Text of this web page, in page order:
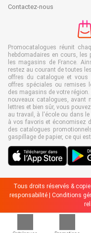
Contactez-nous
Promocatalogues réunit
hebdomadaires en cours,
les magasins de France.
restez au courant de toutes
offres du catalogue et vous
offres spéciales ou remises
des magasins de votre
nouveaux catalogues, avant
lettres et bien sûr, vous
au travail, à l'école ou dans
à vos favoris et économisez
des catalogues
gaspillage de papier, ce qui
Tous droits réservés &
responsabilité
Conditions